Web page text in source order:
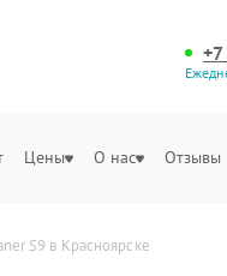
Цены О нас Отзывы
S9 в Красноярске